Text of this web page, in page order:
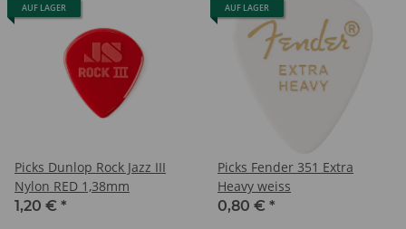
AUF LAGER
Picks Dunlop Rock Jazz III
Nylon RED 1,38mm
1,20 € *
AUF LAGER
Picks Fender 351 Extra
Heavy weiss
0,80 € *